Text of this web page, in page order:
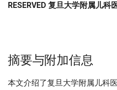
RESERVED 复旦大学附属儿科
摘要与附加信息
本文介绍了复旦大学附属儿科